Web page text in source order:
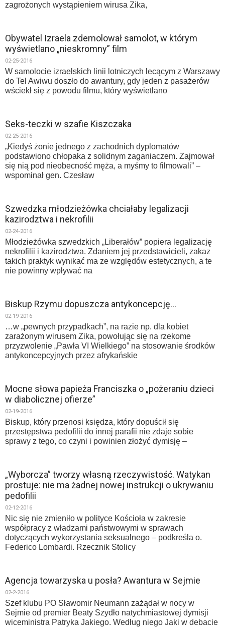
zagrożonych wystąpieniem wirusa Zika,
Obywatel Izraela zdemolował samolot, w którym
wyświetlano „nieskromny” film
02-25-2016
W samolocie izraelskich linii lotniczych lecącym z Warszawy
do Tel Awiwu doszło do awantury, gdy jeden z pasażerów
wściekł się z powodu filmu, który wyświetlano
Seks-teczki w szafie Kiszczaka
02-25-2016
„Kiedyś żonie jednego z zachodnich dyplomatów
podstawiono chłopaka z solidnym zaganiaczem. Zajmował
się nią pod nieobecność męża, a myśmy to filmowali” –
wspominał gen. Czesław
Szwedzka młodzieżówka chciałaby legalizacji
kazirodztwa i nekrofilii
02-24-2016
Młodzieżówka szwedzkich „Liberałów” popiera legalizację
nekrofilii i kazirodztwa. Zdaniem jej przedstawicieli, zakaz
takich praktyk wynikać ma ze względów estetycznych, a te
nie powinny wpływać na
Biskup Rzymu dopuszcza antykoncepcję…
02-19-2016
…w „pewnych przypadkach”, na razie np. dla kobiet
zarażonym wirusem Zika, powołując się na rzekome
przyzwolenie „Pawła VI Wielkiego” na stosowanie środków
antykoncepcyjnych przez afrykańskie
Mocne słowa papieża Franciszka o „pożeraniu dzieci
w diabolicznej ofierze”
02-19-2016
Biskup, który przenosi księdza, który dopuścił się
przestępstwa pedofilii do innej parafii nie zdaje sobie
sprawy z tego, co czyni i powinien złożyć dymisję –
„Wyborcza” tworzy własną rzeczywistość. Watykan
prostuje: nie ma żadnej nowej instrukcji o ukrywaniu
pedofilii
02-12-2016
Nic się nie zmieniło w polityce Kościoła w zakresie
współpracy z władzami państwowymi w sprawach
dotyczących wykorzystania seksualnego – podkreśla o.
Federico Lombardi. Rzecznik Stolicy
Agencja towarzyska u posła? Awantura w Sejmie
02-2-2016
Szef klubu PO Sławomir Neumann zażądał w nocy w
Sejmie od premier Beaty Szydło natychmiastowej dymisji
wiceministra Patryka Jakiego. Według niego Jaki w debacie